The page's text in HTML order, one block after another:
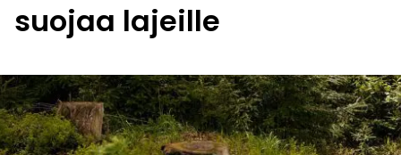
suojaa lajeille